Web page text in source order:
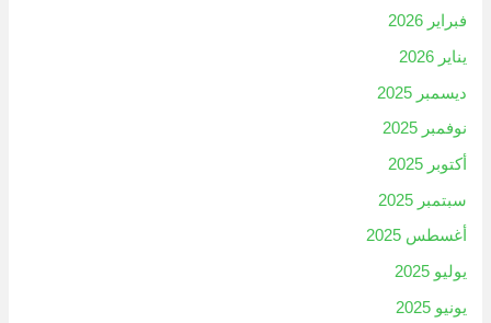
فبراير 2026
يناير 2026
ديسمبر 2025
نوفمبر 2025
أكتوبر 2025
سبتمبر 2025
أغسطس 2025
يوليو 2025
يونيو 2025